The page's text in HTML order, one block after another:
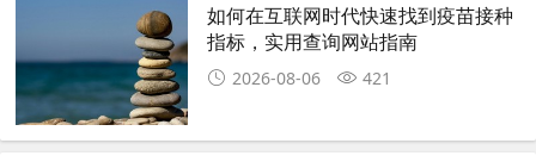
如何在互联网时代快速找到疫苗接种
指标，实用查询网站指南
2026-08-06 421